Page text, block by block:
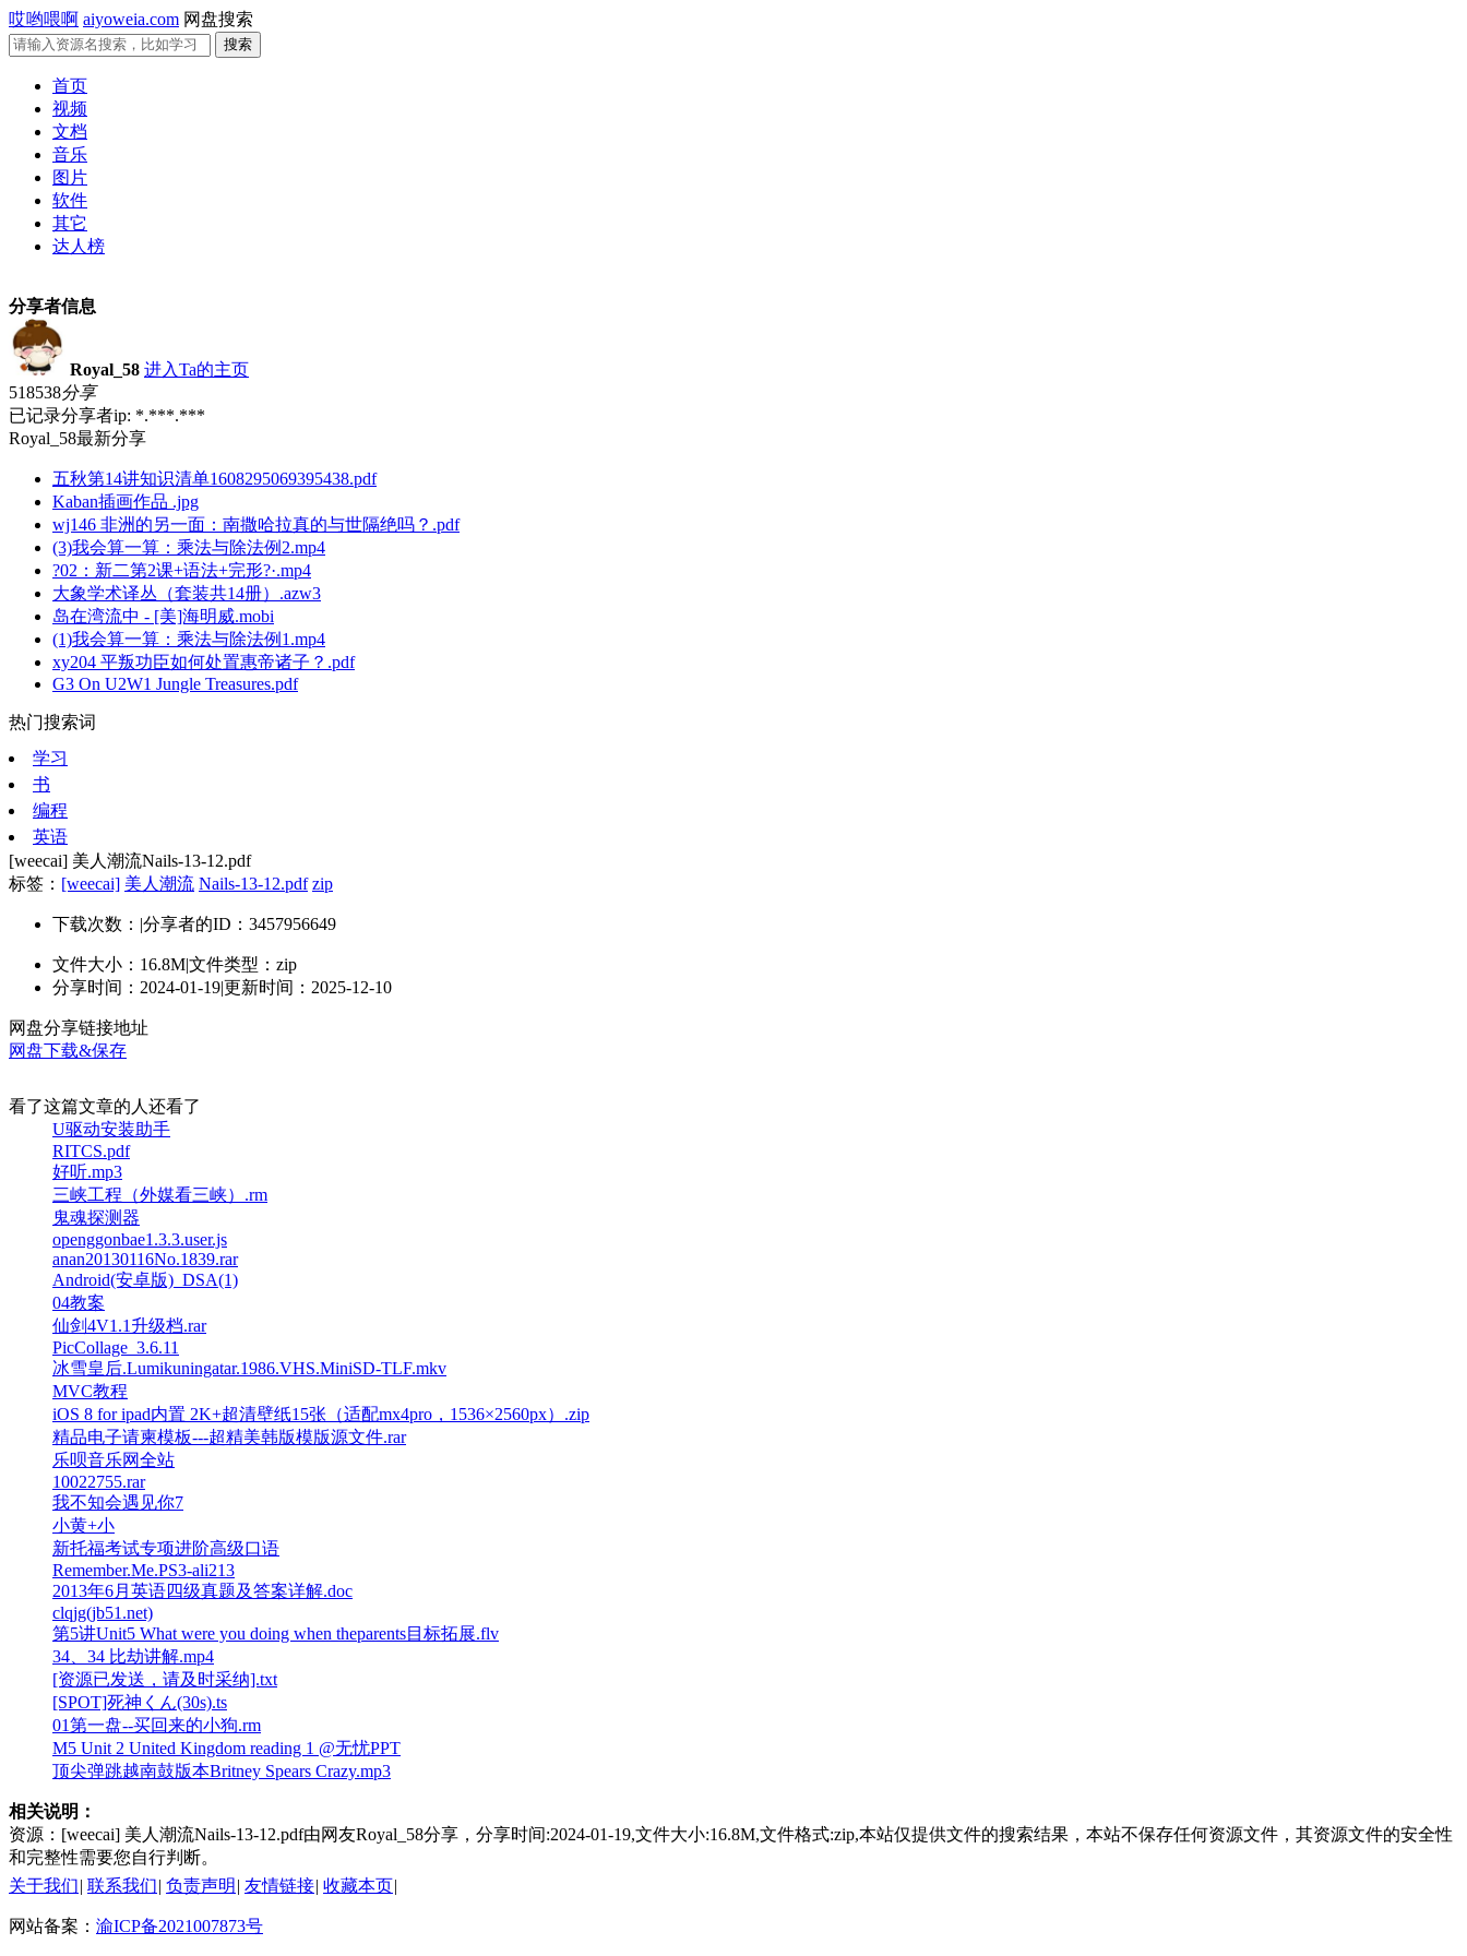
哎哟喂啊 aiyoweia.com 网盘搜索
首页
视频
文档
音乐
图片
软件
其它
达人榜
分享者信息
Royal_58 进入Ta的主页
518538分享
已记录分享者ip: *.***.***
Royal_58最新分享
五秋第14讲知识清单1608295069395438.pdf
Kaban插画作品 .jpg
wj146 非洲的另一面：南撒哈拉真的与世隔绝吗？.pdf
(3)我会算一算：乘法与除法例2.mp4
?02：新二第2课+语法+完形?·.mp4
大象学术译丛（套装共14册）.azw3
岛在湾流中 - [美]海明威.mobi
(1)我会算一算：乘法与除法例1.mp4
xy204 平叛功臣如何处置惠帝诸子？.pdf
G3 On U2W1 Jungle Treasures.pdf
热门搜索词
学习
书
编程
英语
[weecai] 美人潮流Nails-13-12.pdf
标签： [weecai] 美人潮流 Nails-13-12.pdf zip
下载次数： |分享者的ID：3457956649
文件大小：16.8M|文件类型：zip
分享时间：2024-01-19|更新时间：2025-12-10
网盘分享链接地址
网盘下载&保存
看了这篇文章的人还看了
U驱动安装助手
RITCS.pdf
好听.mp3
三峡工程（外媒看三峡）.rm
鬼魂探测器
openggonbae1.3.3.user.js
anan20130116No.1839.rar
Android(安卓版)_DSA(1)
04教案
仙剑4V1.1升级档.rar
PicCollage_3.6.11
冰雪皇后.Lumikuningatar.1986.VHS.MiniSD-TLF.mkv
MVC教程
iOS 8 for ipad内置 2K+超清壁纸15张（适配mx4pro，1536×2560px）.zip
精品电子请柬模板---超精美韩版模版源文件.rar
乐呗音乐网全站
10022755.rar
我不知会遇见你7
小黄+小
新托福考试专项进阶高级口语
Remember.Me.PS3-ali213
2013年6月英语四级真题及答案详解.doc
clqjg(jb51.net)
第5讲Unit5 What were you doing when theparents目标拓展.flv
34、34 比劫讲解.mp4
[资源已发送，请及时采纳].txt
[SPOT]死神くん(30s).ts
01第一盘--买回来的小狗.rm
M5 Unit 2 United Kingdom reading 1 @无忧PPT
顶尖弹跳越南鼓版本Britney Spears Crazy.mp3
相关说明：
资源：[weecai] 美人潮流Nails-13-12.pdf由网友Royal_58分享，分享时间:2024-01-19,文件大小:16.8M,文件格式:zip,本站仅提供文件的搜索结果，本站不保存任何资源文件，其资源文件的安全性
和完整性需要您自行判断。
关于我们| 联系我们| 负责声明 | 友情链接| 收藏本页|
网站备案： 渝ICP备2021007873号